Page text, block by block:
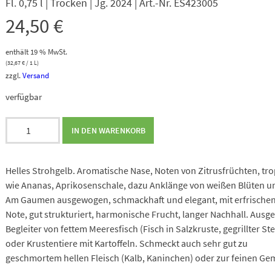
24,50€
enthält 19 % MwSt.
(32,67€/ 1 L)
zzgl.Versand
verfügbar
Menge
IN DEN WARENKORB
Helles Strohgelb. Aromatische Nase, Noten von Zitrusfrüchten,
wie Ananas, Aprikosenschale, dazu Anklänge von weißen Blüten
Am Gaumen ausgewogen, schmackhaft und elegant, mit
Note, gut strukturiert, harmonische Frucht, langer Nachhall.
Begleiter von fettem Meeresfisch (Fisch in Salzkruste, gegrillter
oder Krustentiere mit Kartoffeln. Schmeckt auch sehr gut zu
geschmortem hellen Fleisch (Kalb, Kaninchen) oder zur feinen